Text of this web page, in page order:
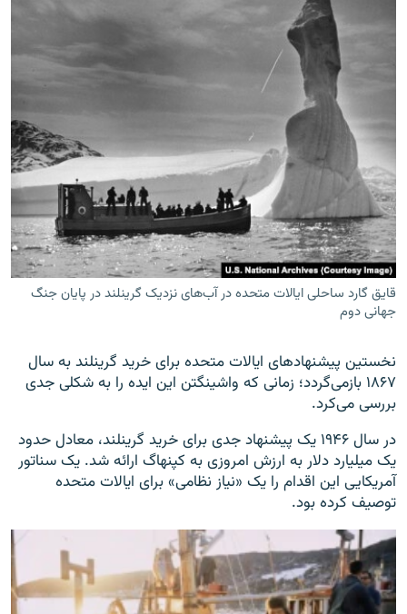
قایق گارد ساحلی ایالات متحده در آب‌های نزدیک گرینلند در پایان جنگ
جهانی دوم
نخستین پیشنهادهای ایالات متحده برای خرید گرینلند به سال
۱۸۶۷ باز‌می‌گردد؛ زمانی که واشینگتن این ایده را به شکلی جدی
بررسی می‌کرد.
در سال ۱۹۴۶ یک پیشنهاد جدی برای خرید گرینلند، معادل حدود
یک میلیارد دلار به ارزش امروزی به کپنهاگ ارائه شد. یک سناتور
آمریکایی این اقدام را یک «نیاز نظامی»‌ برای ایالات متحده
توصیف کرده بود.